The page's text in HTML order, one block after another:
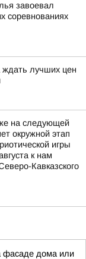
завоевал
соревнованиях
ждать лучших цен
на следующей
окружной этап
игры
к нам
Кавказского
фасаде дома или